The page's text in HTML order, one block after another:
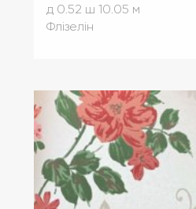
д 0.52 ш 10.05 м
Флізелін